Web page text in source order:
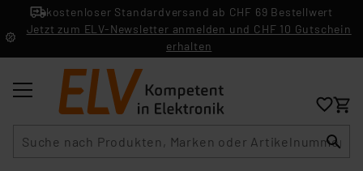
kostenloser Standardversand ab CHF 69 Bestellwert
Jetzt zum ELV-Newsletter anmelden und CHF 10 Gutschein
erhalten